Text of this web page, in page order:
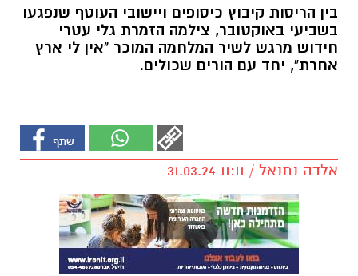
בין הריסות קיבוץ כיסופים ויישובי העוטף שנפגעו
בשביעי באוקטובר, צילמה הזמרת גלי עטרי
חידוש מרגש לשיר המלחמה המוכר "אין לי ארץ
אחרת", יחד עם הורים שכולים.
אלדה נתנאל / 11:11 31.03.24